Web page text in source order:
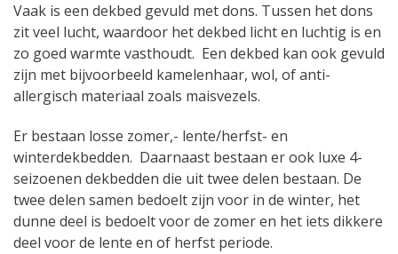
Vaak is een dekbed gevuld met dons. Tussen het dons
zit veel lucht, waardoor het dekbed licht en luchtig is en
zo goed warmte vasthoudt. Een dekbed kan ook gevuld
zijn met bijvoorbeeld kamelenhaar, wol, of anti-
allergisch materiaal zoals maisvezels.
Er bestaan losse zomer,- lente/herfst- en
winterdekbedden. Daarnaast bestaan er ook luxe 4-
seizoenen dekbedden die uit twee delen bestaan. De
twee delen samen bedoelt zijn voor in de winter, het
dunne deel is bedoelt voor de zomer en het iets dikkere
deel voor de lente en of herfst periode.